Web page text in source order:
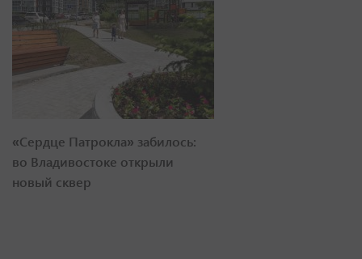
«Сердце Патрокла» забилось:
во Владивостоке открыли
новый сквер